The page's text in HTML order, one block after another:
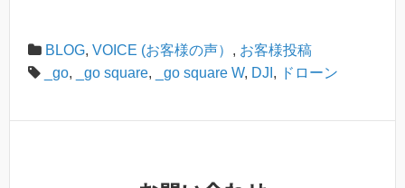
BLOG, VOICE (お客様の声） , お客様投稿
_go, _go square, _go square W, DJI , ドローン